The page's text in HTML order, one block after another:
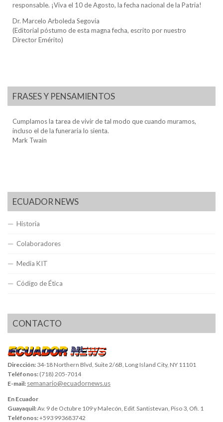
responsable. ¡Viva el 10 de Agosto, la fecha nacional de la Patria!
Dr. Marcelo Arboleda Segovia
(Editorial póstumo de esta magna fecha, escrito por nuestro
Director Emérito)
FRASES Y PENSAMIENTOS
Cumplamos la tarea de vivir de tal modo que cuando muramos,
incluso el de la funeraria lo sienta.
Mark Twain
ECUADOR NEWS
Historia
Colaboradores
Media KIT
Código de Ética
CONTACTO
Dirección: 34-18 Northern Blvd, Suite 2/6B, Long Island City, NY 11101
Teléfonos: (718) 205-7014
E-mail: semanario@ecuadornews.us
En Ecuador
Guayaquil:Av. 9 de Octubre 109 y Malecón, Edif. Santistevan, Piso 3, Ofi. 1
Teléfonos:+593 993683742